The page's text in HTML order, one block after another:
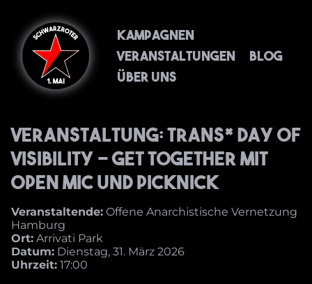
Kampagnen
Veranstaltungen
Blog
Über uns
Veranstaltung: Trans* Day of
Visibility - Get Together mit
Open Mic und Picknick
Veranstaltende: Offene Anarchistische Vernetzung
Hamburg
Ort: Arrivati Park
Datum: Dienstag, 31. März 2026
Uhrzeit: 17:00